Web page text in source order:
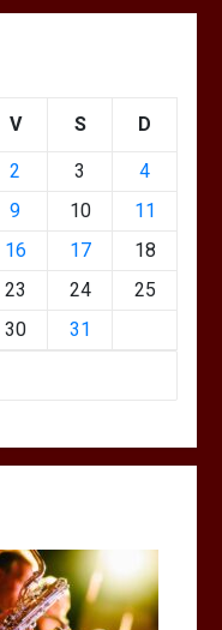
V S D
2 3
4
9 10
11
16 17
18
23 24
25
30 31